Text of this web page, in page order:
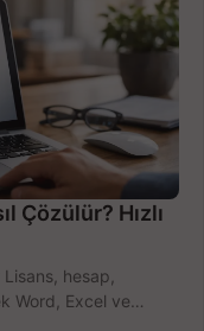
Çözülür? Hızlı
hesap,
Word, Excel ve